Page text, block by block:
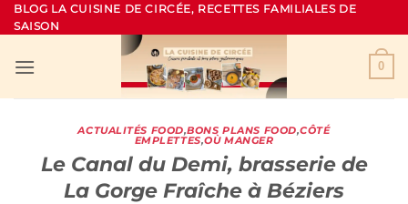
Passer
au
BLOG LA CUISINE DE CIRCÉE, RECETTES FAMILIALES DE
SAISON
0
ACTUALITÉS FOOD,BONS PLANS FOOD,CÔTÉ
EMPLETTES,OÙ MANGER
Le Canal du Demi, brasserie de
La Gorge Fraîche à Béziers